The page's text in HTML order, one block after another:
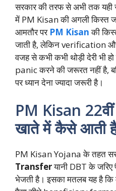
सरकार की तरफ से अभी तक यही
में PM Kisan की अगली किस्त
आमतौर पर PM Kisanकी
जाती है, लेकिन verification
वजह से कभी कभी थोड़ी देरी भी
panic करने की जरूरत नहीं है,
पर ध्यान देना ज्यादा जरूरी है।
PM Kisan
खाते में कैसे आती
PM Kisan Yojana के तहत
Transferयानी DBT के
भेजती है। इसका मतलब यह है कि